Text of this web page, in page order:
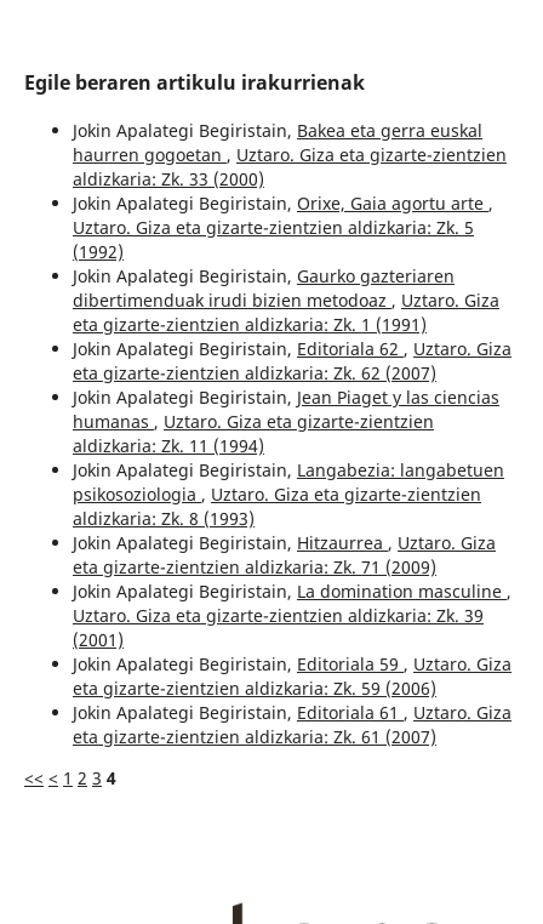
Egile beraren artikulu irakurrienak
Jokin Apalategi Begiristain, Bakea eta gerra euskal
haurren gogoetan , Uztaro. Giza eta gizarte-zientzien
aldizkaria: Zk. 33 (2000)
Jokin Apalategi Begiristain, Orixe, Gaia agortu arte ,
Uztaro. Giza eta gizarte-zientzien aldizkaria: Zk. 5
(1992)
Jokin Apalategi Begiristain, Gaurko gazteriaren
dibertimenduak irudi bizien metodoaz , Uztaro. Giza
eta gizarte-zientzien aldizkaria: Zk. 1 (1991)
Jokin Apalategi Begiristain, Editoriala 62 , Uztaro. Giza
eta gizarte-zientzien aldizkaria: Zk. 62 (2007)
Jokin Apalategi Begiristain, Jean Piaget y las ciencias
humanas , Uztaro. Giza eta gizarte-zientzien
aldizkaria: Zk. 11 (1994)
Jokin Apalategi Begiristain, Langabezia: langabetuen
psikosoziologia , Uztaro. Giza eta gizarte-zientzien
aldizkaria: Zk. 8 (1993)
Jokin Apalategi Begiristain, Hitzaurrea , Uztaro. Giza
eta gizarte-zientzien aldizkaria: Zk. 71 (2009)
Jokin Apalategi Begiristain, La domination masculine ,
Uztaro. Giza eta gizarte-zientzien aldizkaria: Zk. 39
(2001)
Jokin Apalategi Begiristain, Editoriala 59 , Uztaro. Giza
eta gizarte-zientzien aldizkaria: Zk. 59 (2006)
Jokin Apalategi Begiristain, Editoriala 61 , Uztaro. Giza
eta gizarte-zientzien aldizkaria: Zk. 61 (2007)
<< < 1 2 3 4